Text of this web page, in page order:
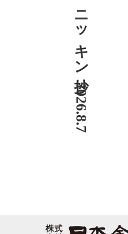
ニッキン抄 2026.8.7